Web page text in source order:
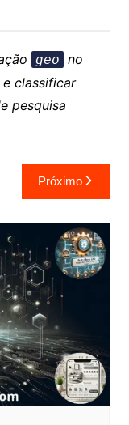
geo no
classificar
pesquisa
Próximo